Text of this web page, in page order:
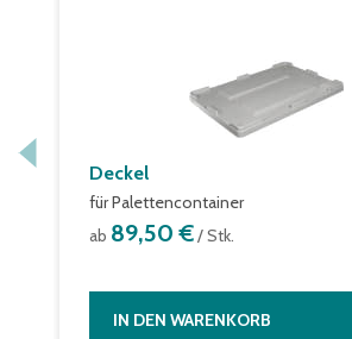
Deckel
für Palettencontainer
ab 89,50 €/ Stk.
IN DEN WARENKORB